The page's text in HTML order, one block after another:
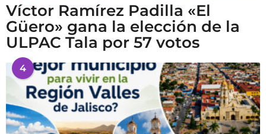
Víctor Ramírez Padilla «El
Güero» gana la elección de la
ULPAC Tala por 57 votos
4